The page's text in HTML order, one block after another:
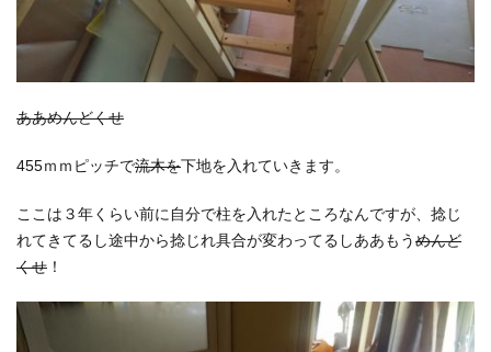
ああめんどくせ
455ｍｍピッチで流木を下地を入れていきます。
ここは３年くらい前に自分で柱を入れたところなんですが、捻じ
れてきてるし途中から捻じれ具合が変わってるしああもうめんど
くせ ！